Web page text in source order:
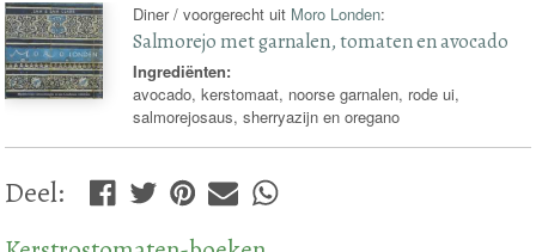
Diner / voorgerecht uit Moro Londen:
Salmorejo met garnalen, tomaten en avocado
Ingrediënten:
avocado, kerstomaat, noorse garnalen, rode ui,
salmorejosaus, sherryazijn en oregano
Deel: